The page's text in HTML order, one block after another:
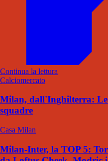
Continua la lettura
Calciomercato
Milan, dall'Inghilterra:
squadre
Casa Milan
Milan-Inter, la TOP 5: